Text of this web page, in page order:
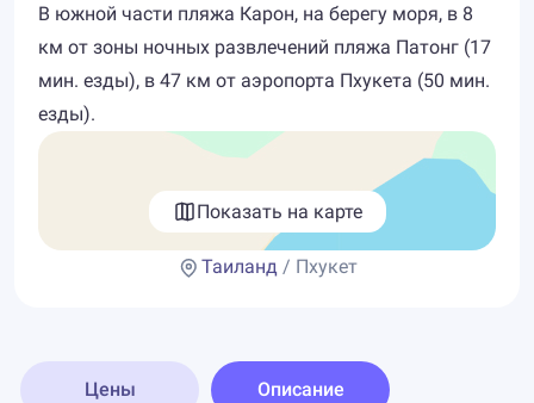
В южной части пляжа Карон, на берегу моря, в 8
км от зоны ночных развлечений пляжа Патонг (17
мин. езды), в 47 км от аэропорта Пхукета (50 мин.
езды).
Показать на карте
Таиланд / Пхукет
Цены Описание